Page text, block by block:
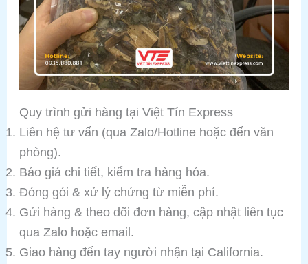
Quy trình gửi hàng tại Việt Tín Express
Liên hệ tư vấn (qua Zalo/Hotline hoặc đến văn
phòng).
Báo giá chi tiết, kiểm tra hàng hóa.
Đóng gói & xử lý chứng từ miễn phí.
Gửi hàng & theo dõi đơn hàng, cập nhật liên tục
qua Zalo hoặc email.
Giao hàng đến tay người nhận tại California.